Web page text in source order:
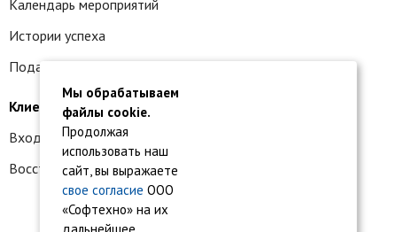
Календарь мероприятий
Истории успеха
Подать заявку на франшизу
Клиентам
Вход в личный кабинет
Восстановление доступа к сервису 1С:БО
Мы обрабатываем
файлы cookie.
Продолжая
использовать наш
сайт, вы выражаете
свое согласие ООО
«Софтехно» на их